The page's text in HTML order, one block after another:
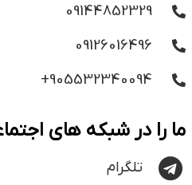
09144852329
09126016496
905532340094+
ما را در شبکه های
تلگرام